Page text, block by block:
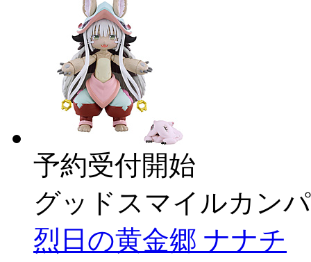
予約受付開始
グッドスマイルカン
烈日の黄金郷 ナナチ